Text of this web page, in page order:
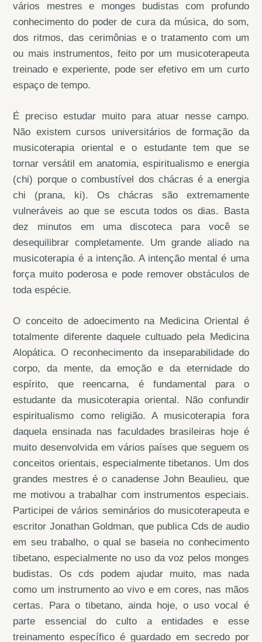
vários mestres e monges budistas com profundo
conhecimento do poder de cura da música, do som,
dos ritmos, das cerimônias e o tratamento com um
ou mais instrumentos, feito por um musicoterapeuta
treinado e experiente, pode ser efetivo em um curto
espaço de tempo.
É preciso estudar muito para atuar nesse campo.
Não existem cursos universitários de formação da
musicoterapia oriental e o estudante tem que se
tornar versátil em anatomia, espiritualismo e energia
(chi) porque o combustível dos chácras é a energia
chi (prana, ki). Os chácras são extremamente
vulneráveis ao que se escuta todos os dias. Basta
dez minutos em uma discoteca para você se
desequilibrar completamente. Um grande aliado na
musicoterapia é a intenção. A intenção mental é uma
força muito poderosa e pode remover obstáculos de
toda espécie.
O conceito de adoecimento na Medicina Oriental é
totalmente diferente daquele cultuado pela Medicina
Alopática. O reconhecimento da inseparabilidade do
corpo, da mente, da emoção e da eternidade do
espírito, que reencarna, é fundamental para o
estudante da musicoterapia oriental. Não confundir
espiritualismo como religião. A musicoterapia fora
daquela ensinada nas faculdades brasileiras hoje é
muito desenvolvida em vários países que seguem os
conceitos orientais, especialmente tibetanos. Um dos
grandes mestres é o canadense John Beaulieu, que
me motivou a trabalhar com instrumentos especiais.
Participei de vários seminários do musicoterapeuta e
escritor Jonathan Goldman, que publica Cds de audio
em seu trabalho, o qual se baseia no conhecimento
tibetano, especialmente no uso da voz pelos monges
budistas. Os cds podem ajudar muito, mas nada
como um instrumento ao vivo e em cores, nas mãos
certas. Para o tibetano, ainda hoje, o uso vocal é
parte essencial do culto a entidades e esse
treinamento específico é guardado em secredo por